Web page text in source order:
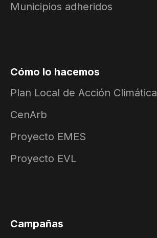
Municipios adheridos
Cómo lo hacemos
Plan Local de Acción Climática
CenArb
Proyecto EMES
Proyecto EVL
Campañas